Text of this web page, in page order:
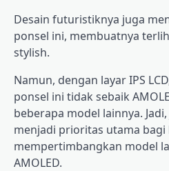
Desain futuristiknya juga
ponsel ini, membuatnya
stylish.
Namun, dengan layar IPS
ponsel ini tidak sebaik
beberapa model lainnya.
menjadi prioritas utama
mempertimbangkan model
AMOLED.